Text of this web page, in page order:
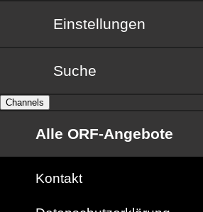
Einstellungen
Suche
Channels
Alle ORF-Angebote
Kontakt